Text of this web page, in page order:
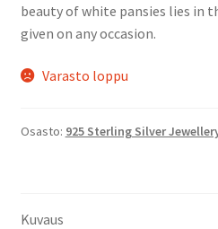
beauty of white pansies lies in
given on any occasion.
Varasto loppu
Osasto: 925 Sterling Silver
Kuvaus